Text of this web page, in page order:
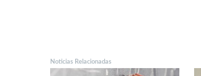
Noticias Relacionadas